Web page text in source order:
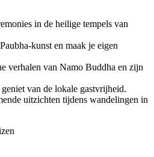
in de heilige tempels van
kunst en maak je eigen
verhalen van Namo Buddha en zijn
van de lokale gastvrijheid.
uitzichten tijdens wandelingen in